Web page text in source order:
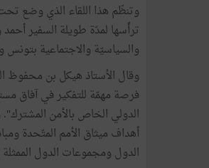
وتنظّم هذا اللقاء الذي وضع
ترأّسها لمدّة طويلة السفير
والسياسيّة والاجتماعية بتونس
وقال الأستاذ هيكل بن محفوظ
فرصة مهمّة للتفكير في آفاق
الدولي الخاص بالأمن
أهداف ميثاق الأمم المتّحدة
الدول ومجموعات الدول